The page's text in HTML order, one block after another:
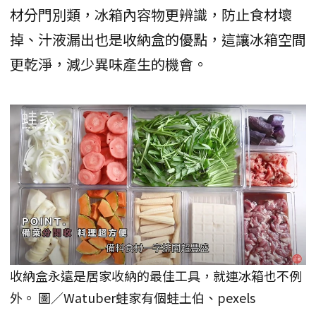
材分門別類，冰箱內容物更辨識，防止食材壞
掉、汁液漏出也是收納盒的優點，這讓冰箱空間
更乾淨，減少異味產生的機會。
收納盒永遠是居家收納的最佳工具，就連冰箱也不例
外。 圖／Watuber蛙家有個蛙土伯、pexels